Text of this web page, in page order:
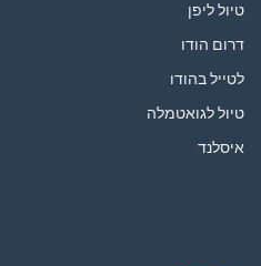
טיול ליפן
דרום הודו
לטייל בהודו
טיול לגואטמלה
איסלנד